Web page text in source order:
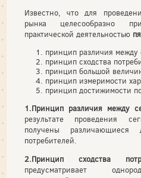
Известно, что для
рынка целесообразно
практической деятельностью
принцип различия между
принцип сходства
принцип большой
принцип измеримости
принцип достижимости
1.Принцип различия между
результате проведения
получены
потребителей.
2.Принцип сходства
предусматривает